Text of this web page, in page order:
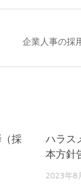
企業人事の採
採
ハラス
本方針
2023年8